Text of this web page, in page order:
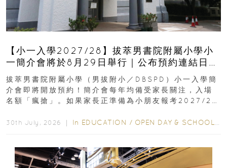
【小一入學2027/28】拔萃男書院附屬小學小
一簡介會將於8月29日舉行｜公布預約連結日期
｜更設有網上重溫
拔萃男書院附屬小學（男拔附小／DBSPD）小一入學簡
介會即將開放預約！簡介會每年均備受家長關注，入場
名額「瘋搶」。如果家長正準備為小朋友報考2027/28
30th July, 2026 ｜ In EDUCATION / OPEN DAY & SCHOOL EVENTS